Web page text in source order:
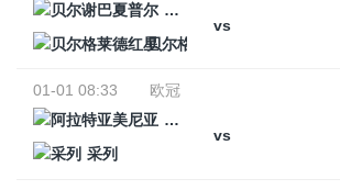
贝尔谢巴夏普尔
vs
贝尔格莱德红星
01-01 08:33
欧冠
阿拉特亚美尼亚
vs
采列